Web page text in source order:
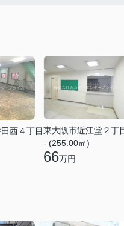
西４丁目東大阪市近江堂２丁
- (255.00㎡)
66万円